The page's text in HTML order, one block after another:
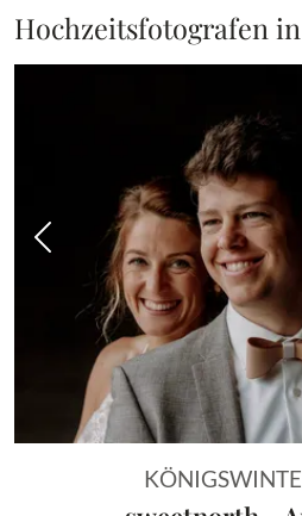
Hochzeitsfotografen
Vorheriges Bild